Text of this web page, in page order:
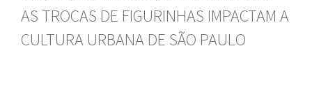
AS TROCAS DE FIGURINHAS IMPACTAM A
CULTURA URBANA DE SÃO PAULO